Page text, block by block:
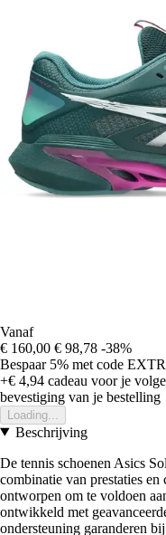
Vanaf
€ 160,00 € 98,78 -38%
Bespaar 5% met code
+€ 4,94 cadeau voor je
bevestiging van je bestelling
Loading...
Beschrijving
De tennis schoenen Asics
combinatie van prestaties
ontworpen om te voldoen
ontwikkeld met
ondersteuning garanderen